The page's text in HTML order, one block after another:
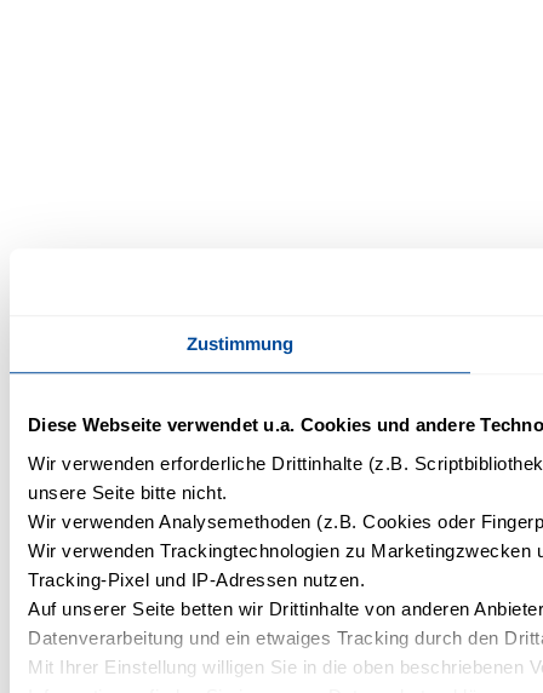
Zustimmung
Diese Webseite verwendet u.a. Cookies und andere
Wir verwenden erforderliche Drittinhalte (z.B.
unsere Seite bitte nicht.
Wir verwenden Analysemethoden (z.B. Cookies oder
Wir verwenden Trackingtechnologien zu
Tracking-Pixel und IP-Adressen nutzen.
Auf unserer Seite betten wir Drittinhalte von anderen
Datenverarbeitung und ein etwaiges Tracking durch den
Mit Ihrer Einstellung willigen Sie in die oben beschriebenen